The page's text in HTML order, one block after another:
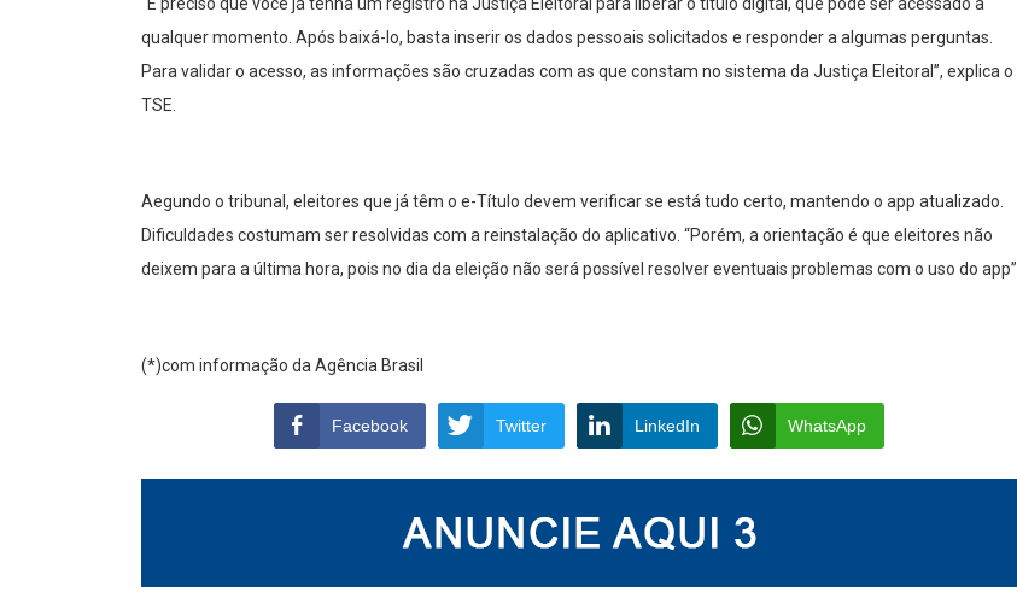
qualquer momento. Após baixá-lo, basta inserir os dados pessoais solicitados e responder a algumas perguntas.
Para validar o acesso, as informações são cruzadas com as que constam no sistema da Justiça Eleitoral”, explica o
TSE.
Aegundo o tribunal, eleitores que já têm o e-Título devem verificar se está tudo certo, mantendo o app atualizado.
Dificuldades costumam ser resolvidas com a reinstalação do aplicativo. “Porém, a orientação é que eleitores não
deixem para a última hora, pois no dia da eleição não será possível resolver eventuais problemas com o uso do app”.
(*)com informação da Agência Brasil
Facebook Twitter LinkedIn WhatsApp